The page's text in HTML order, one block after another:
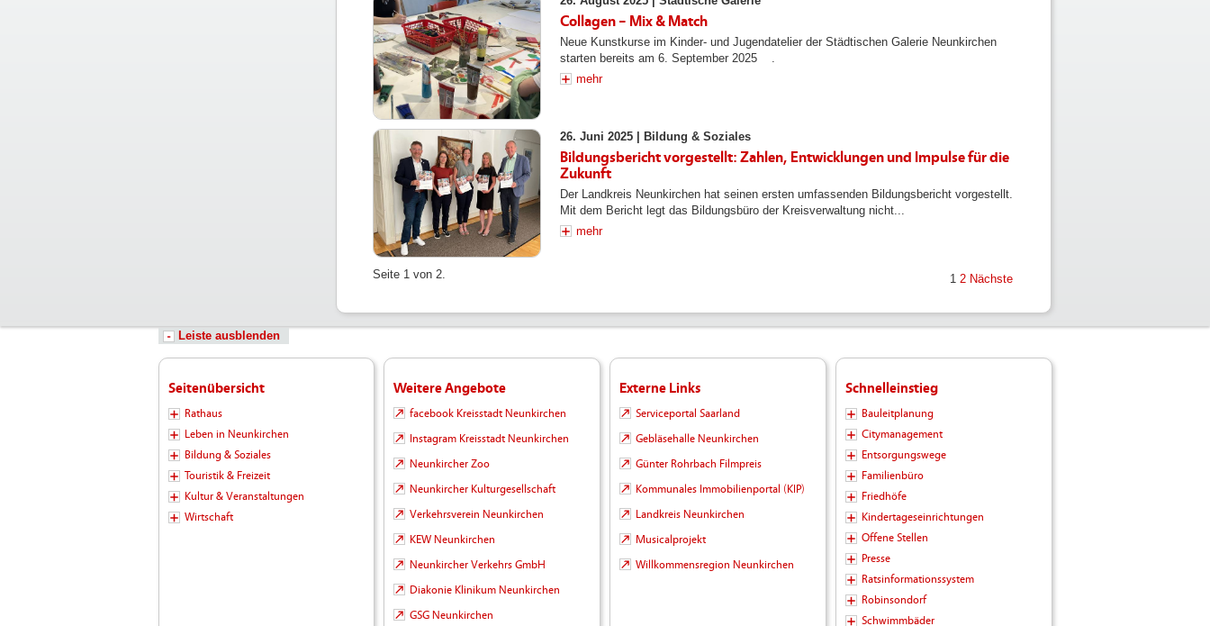
Collagen – Mix & Match
Neue Kunstkurse im Kinder- und Jugendatelier der Städtischen Galerie Neunkirchen
starten bereits am 6. September 2025 .
mehr
26. Juni 2025 | Bildung & Soziales
Bildungsbericht vorgestellt: Zahlen, Entwicklungen und Impulse für die
Zukunft
Der Landkreis Neunkirchen hat seinen ersten umfassenden Bildungsbericht vorgestellt.
Mit dem Bericht legt das Bildungsbüro der Kreisverwaltung nicht...
mehr
Seite 1 von 2. 1 2 Nächste
Leiste ausblenden
Seitenübersicht
Rathaus
Leben in Neunkirchen
Bildung & Soziales
Touristik & Freizeit
Kultur & Veranstaltungen
Wirtschaft
Weitere Angebote
facebook Kreisstadt Neunkirchen
Instagram Kreisstadt Neunkirchen
Neunkircher Zoo
Neunkircher Kulturgesellschaft
Verkehrsverein Neunkirchen
KEW Neunkirchen
Neunkircher Verkehrs GmbH
Diakonie Klinikum Neunkirchen
GSG Neunkirchen
Externe Links
Serviceportal Saarland
Gebläsehalle Neunkirchen
Günter Rohrbach Filmpreis
Kommunales Immobilienportal (KIP)
Landkreis Neunkirchen
Musicalprojekt
Willkommensregion Neunkirchen
Schnelleinstieg
Bauleitplanung
Citymanagement
Entsorgungswege
Familienbüro
Friedhöfe
Kindertageseinrichtungen
Offene Stellen
Presse
Ratsinformationssystem
Robinsondorf
Schwimmbäder